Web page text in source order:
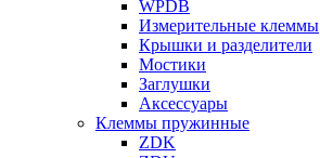
WPDB
Измерительные клеммы
Крышки и разделители
Мостики
Заглушки
Аксессуары
Клеммы пружинные
ZDK